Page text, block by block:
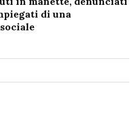
di una